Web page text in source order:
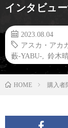
インタビュ
2023.08.04
アスカ・アカ
藪-YABU-
鈴木
HOME 購入者